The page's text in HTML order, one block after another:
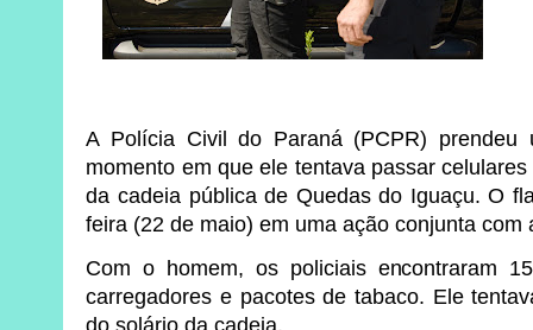
A Polícia Civil do Paraná (PCPR)
momento em que ele tentava passar
da cadeia pública de Quedas do Iguaçu. O
feira (22 de maio) em uma ação conjunta
Com o homem, os policiais encontraram
carregadores e pacotes de tabaco. Ele
do solário da cadeia.